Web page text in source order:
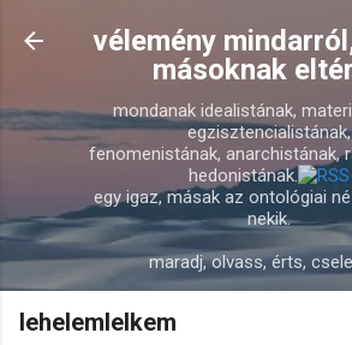
Ugrás a fő tartalomra
vélemény
másoknak
mondanak idealistának,
egzisztencialistának,
fenomenistának, anarchistának,
hedonistának.
egy igaz, másak az ontológiai
nekik.
maradj, olvass, érts,
lehelemlelkem